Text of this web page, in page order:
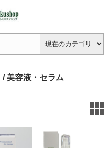
/ 美容液・セラム